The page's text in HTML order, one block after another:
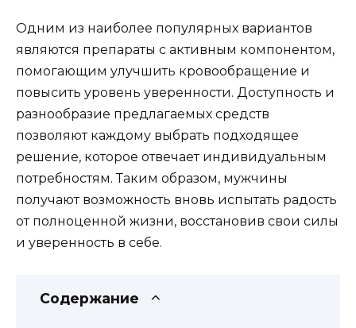
Одним из наиболее популярных вариантов
являются препараты с активным компонентом,
помогающим улучшить кровообращение и
повысить уровень уверенности. Доступность и
разнообразие предлагаемых средств
позволяют каждому выбрать подходящее
решение, которое отвечает индивидуальным
потребностям. Таким образом, мужчины
получают возможность вновь испытать радость
от полноценной жизни, восстановив свои силы
и уверенность в себе.
Содержание